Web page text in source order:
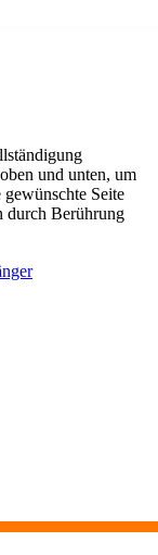
und unten, um
Seite
durch Berührung